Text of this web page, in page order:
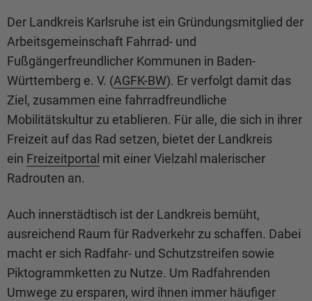
Der Landkreis Karlsruhe ist ein Gründungsmitglied der
Arbeitsgemeinschaft Fahrrad- und
Fußgängerfreundlicher Kommunen in Baden-
Württemberg e. V. (AGFK-BW). Er verfolgt damit das
Ziel, zusammen eine fahrradfreundliche
Mobilitätskultur zu etablieren. Für alle, die sich in ihrer
Freizeit auf das Rad setzen, bietet der Landkreis
ein Freizeitportal mit einer Vielzahl malerischer
Radrouten an.
Auch innerstädtisch ist der Landkreis bemüht,
ausreichend Raum für Radverkehr zu schaffen. Dabei
macht er sich Radfahr- und Schutzstreifen sowie
Piktogrammketten zu Nutze. Um Radfahrenden
Umwege zu ersparen, wird ihnen immer häufiger